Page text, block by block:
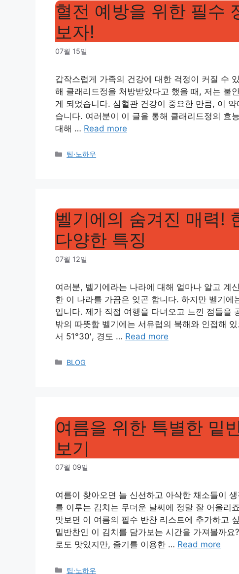
혈전 예방을 위한 필수
보자!
07월 15일
갑작스럽게 가족의 건강에 대한 걱정이 커질 수
해 클래리드정을 처방받았다고 했을 때, 저는 불
게 되었습니다. 심혈관 건강이 중요한 만큼, 이
습니다. 여러분이 이 글을 통해 클래리드정의 효
대해 … Read more
Categories
팁·노하우
벨기에의 숨겨진 매력!
다양한 특징
07월 12일
여러분, 벨기에라는 나라에 대해 얼마나 알고 계
한 이 나라를 가끔은 잊곤 합니다. 하지만 벨기
입니다. 제가 직접 여행을 다녀오고 느낀 점들을
밖의 따뜻함 벨기에는 서유럽의 북해와 인접해
서 51°30′, 경도 … Read more
Categories
BLOG
여름을 위한 특별한 밑
보기
07월 09일
여름이 찾아오면 늘 신선하고 아삭한 채소들이
를 이루는 김치는 무더운 날씨에 정말 잘 어울리
맛보면 이 여름의 필수 반찬 리스트에 추가하고
밑반찬인 이 김치를 담가보는 시간을 가져볼까
로도 맛있지만, 줄기를 이용한 … Read more
Categories
팁·노하우